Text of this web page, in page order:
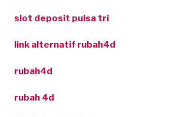
slot deposit pulsa tri
link alternatif rubah4d
rubah4d
rubah 4d